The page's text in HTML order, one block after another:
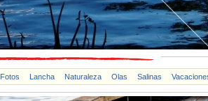
Fotos Lancha Naturaleza Olas Salinas